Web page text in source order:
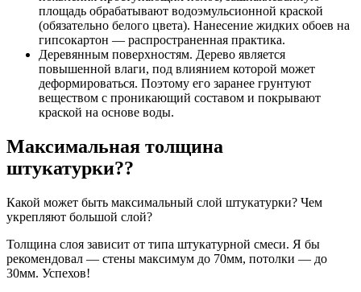
площадь обрабатывают водоэмульсионной краской
(обязательно белого цвета). Нанесение жидких обоев на
гипсокартон — распространенная практика.
Деревянным поверхностям. Дерево является
повышенной влаги, под влиянием которой может
деформироваться. Поэтому его заранее грунтуют
веществом с проникающий составом и покрывают
краской на основе воды.
Максимальная толщина
штукатурки??
Какой может быть максимальный слой штукатурки? Чем
укрепляют большой слой?
Толщина слоя зависит от типа штукатурной смеси. Я бы
рекомендовал — стены максимум до 70мм, потолки — до
30мм. Успехов!